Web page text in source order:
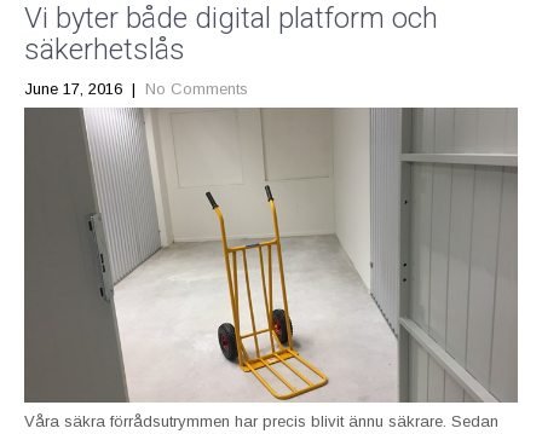
Vi byter både digital platform och
säkerhetslås
June 17, 2016 | No Comments
Våra säkra förrådsutrymmen har precis blivit ännu säkrare. Sedan